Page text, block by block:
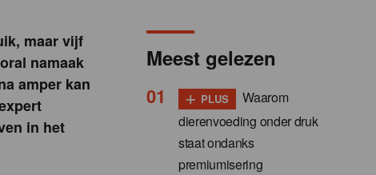
maar vijf
namaak
amper kan
in het
Meest gelezen
+ PLUS
Waarom
dierenvoeding onder druk
staat ondanks
premiumisering